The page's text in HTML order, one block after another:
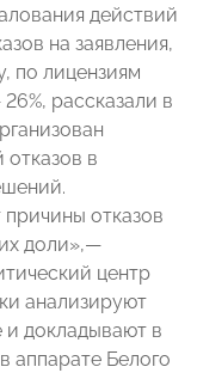
действий
на заявления,
по лицензиям
рассказали в
в
отказов
доли»,—
центр
анализируют
докладывают в
аппарате Белого